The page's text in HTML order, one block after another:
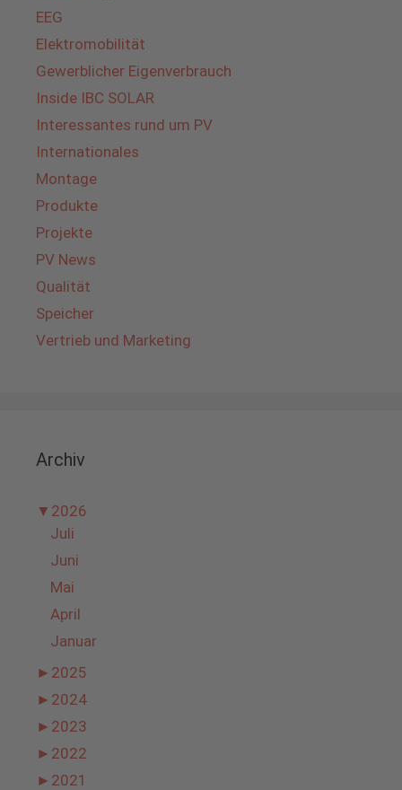
EEG
Elektromobilität
Gewerblicher Eigenverbrauch
Inside IBC SOLAR
Interessantes rund um PV
Internationales
Montage
Produkte
Projekte
PV News
Qualität
Speicher
Vertrieb und Marketing
Archiv
▼ 2026
Juli
Juni
Mai
April
Januar
► 2025
► 2024
► 2023
► 2022
► 2021